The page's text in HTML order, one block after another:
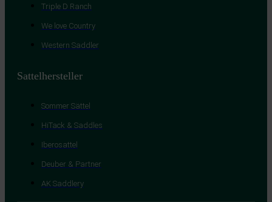
Triple D Ranch
We love Country
Western Saddler
Sattelhersteller
Sommer Sättel
HiTack & Saddles
Iberosattel
Deuber & Partner
AK Saddlery